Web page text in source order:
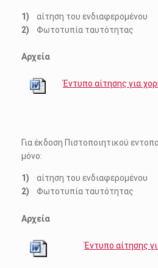
αίτηση του ενδιαφερομένου
Φωτοτυπία ταυτότητας
Αρχεία
Έντυπο αίτησης για
Για έκδοση Πιστοποιητικού
μόνο:
αίτηση του ενδιαφερομένου
Φωτοτυπία ταυτότητας
Αρχεία
Έντυπο αίτησης